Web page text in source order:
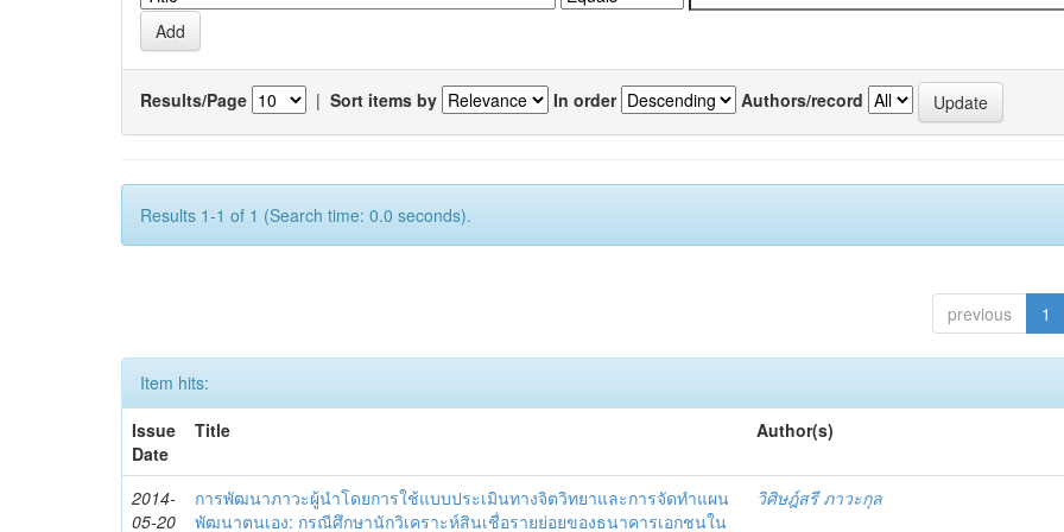
Results/Page | Sort items by In order Authors/record
Results 1-1 of 1 (Search time: 0.0 seconds).
previous 1
Item hits:
Issue
Date
Title Author(s)
2014-
05-20
การพัฒนาภาวะผู้นำโดยการใช้แบบประเมินทางจิตวิทยาและการจัดทำแผน
พัฒนาตนเอง: กรณีศึกษานักวิเคราะห์สินเชื่อรายย่อยของธนาคารเอกชนใน
วิศิษฎ์สรี ภาวะกุล